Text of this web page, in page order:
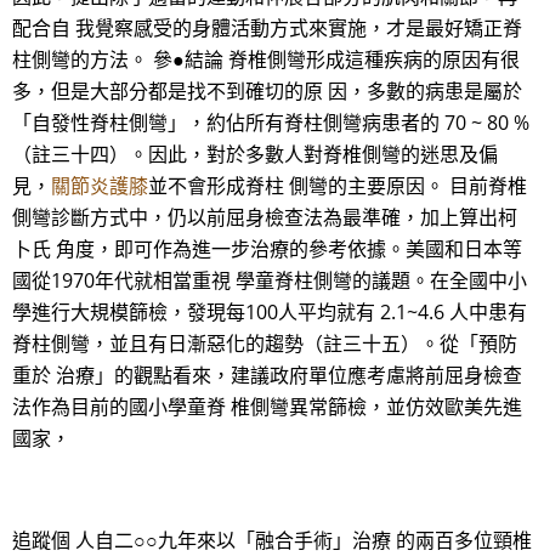
配合自 我覺察感受的身體活動方式來實施，才是最好矯正脊
柱側彎的方法。 參●結論 脊椎側彎形成這種疾病的原因有很
多，但是大部分都是找不到確切的原 因，多數的病患是屬於
「自發性脊柱側彎」，約佔所有脊柱側彎病患者的 70 ~ 80 %
（註三十四）。因此，對於多數人對脊椎側彎的迷思及偏
見， 關節炎護膝並不會形成脊柱 側彎的主要原因。 目前脊椎
側彎診斷方式中，仍以前屈身檢查法為最準確，加上算出柯
卜氏 角度，即可作為進一步治療的參考依據。美國和日本等
國從1970年代就相當重視 學童脊柱側彎的議題。在全國中小
學進行大規模篩檢，發現每100人平均就有 2.1~4.6 人中患有
脊柱側彎，並且有日漸惡化的趨勢（註三十五）。從「預防
重於 治療」的觀點看來，建議政府單位應考慮將前屈身檢查
法作為目前的國小學童脊 椎側彎異常篩檢，並仿效歐美先進
國家，
追蹤個 人自二○○九年來以「融合手術」治療 的兩百多位頸椎